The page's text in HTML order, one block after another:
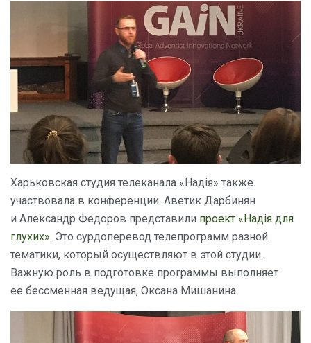
Харьковская студия телеканала «Надія» также
участвовала в конференции. Аветик Дарбинян
и Александр Федоров представили проект «Надія для
глухих». Это сурдоперевод телепрограмм разной
тематики, который осуществляют в этой студии.
Важную роль в подготовке программы выполняет
ее бессменная ведущая, Оксана Мишанина.